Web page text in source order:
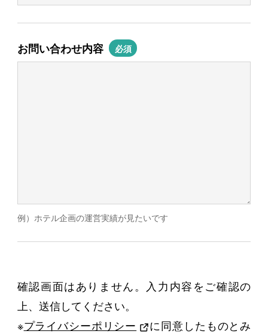
お問い合わせ内容 必須
例）ホテル企画の運営実績が見たいです
確認画面はありません。入力内容をご確認の
上、送信してください。
※プライバシーポリシー
に同意したものとみ